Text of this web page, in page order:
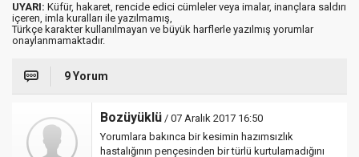
UYARI: Küfür, hakaret, rencide edici cümleler veya imalar, inançlara saldırı
içeren, imla kuralları ile yazılmamış,
Türkçe karakter kullanılmayan ve büyük harflerle yazılmış yorumlar
onaylanmamaktadır.
9 Yorum
Bozüyüklü / 07 Aralık 2017 16:50
Yorumlara bakınca bir kesimin hazımsızlık
hastalığının pençesinden bir türlü kurtulamadığını